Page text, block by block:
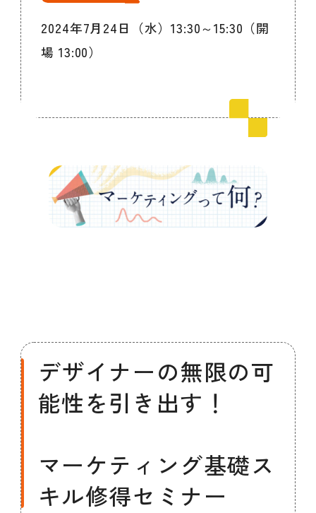
メンバーシップについて
メンバーシップの声
会員ログイン
デザイン相談
お問い合わせ
見学申込
2024年7月24日（水）13:30～15:30（開
場 13:00）
デザイナーの無限の可
能性を引き出す！
マーケティング基礎ス
キル修得セミナー